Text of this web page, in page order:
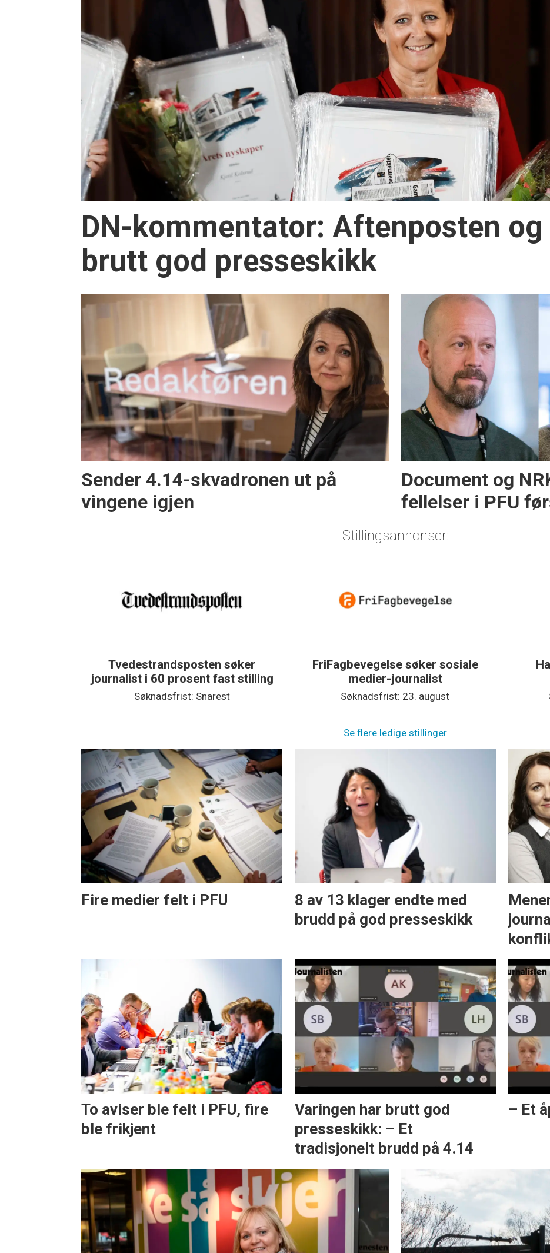
DN-kommentator: Aftenposten
brutt god presseskikk
Sender 4.14-skvadronen ut på
vingene igjen
Document og
fellelser i PFU
Stillingsannonser:
Tvedestrandsposten søker
journalist i 60 prosent fast stilling
Søknadsfrist: Snarest
FriFagbevegelse søker sosiale
medier-journalist
Søknadsfrist: 23. august
Se flere ledige stillinger
Fire medier felt i PFU
8 av 13 klager endte med
brudd på god presseskikk
To aviser ble felt i PFU, fire
ble frikjent
Varingen har brutt god
presseskikk: – Et
tradisjonelt brudd på 4.14
– Et